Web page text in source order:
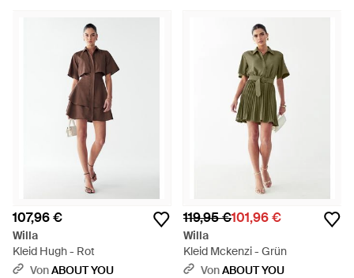
107,96 €
Willa
Kleid Hugh - Rot
VonABOUT YOU
119,95 €101,96 €
Willa
Kleid Mckenzi - Grün
VonABOUT YOU